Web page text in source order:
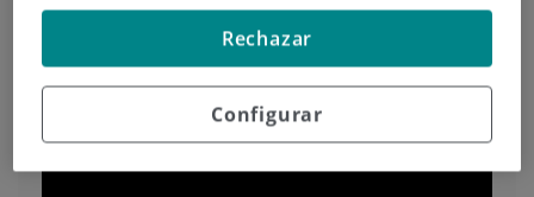
Configurar
Rechazar